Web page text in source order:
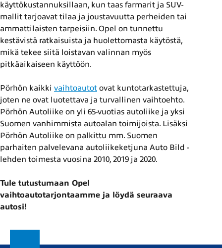
käyttökustannuksillaan, kun taas farmarit ja SUV-
mallit tarjoavat tilaa ja joustavuutta perheiden tai
ammattilaisten tarpeisiin. Opel on tunnettu
kestävistä ratkaisuista ja huolettomasta käytöstä,
mikä tekee siitä loistavan valinnan myös
pitkäaikaiseen käyttöön.
Pörhön kaikki vaihtoautot ovat kuntotarkastettuja,
joten ne ovat luotettava ja turvallinen vaihtoehto.
Pörhön Autoliike on yli 65-vuotias autoliike ja yksi
Suomen vanhimmista autoalan toimijoista. Lisäksi
Pörhön Autoliike on palkittu mm. Suomen
parhaiten palvelevana autoliikeketjuna Auto Bild -
lehden toimesta vuosina 2010, 2019 ja 2020.
Tule tutustumaan Opel
vaihtoautotarjontaamme ja löydä seuraava
autosi!